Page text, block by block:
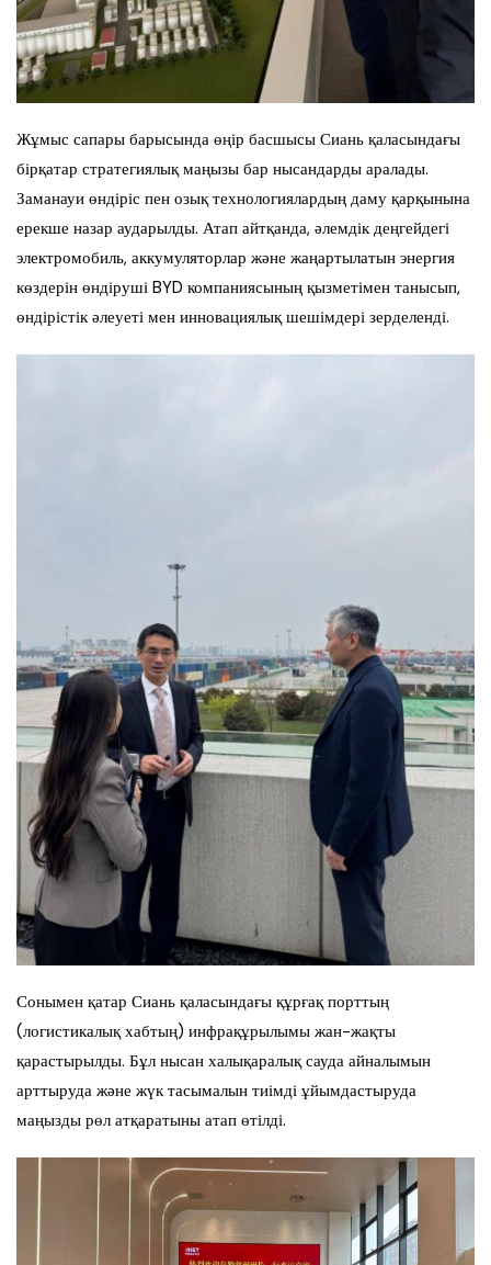
Жұмыс сапары барысында өңір басшысы Сиань қаласындағы
бірқатар стратегиялық маңызы бар нысандарды аралады.
Заманауи өндіріс пен озық технологиялардың даму қарқынына
ерекше назар аударылды. Атап айтқанда, әлемдік деңгейдегі
электромобиль, аккумуляторлар және жаңартылатын энергия
көздерін өндіруші BYD компаниясының қызметімен танысып,
өндірістік әлеуеті мен инновациялық шешімдері зерделенді.
Сонымен қатар Сиань қаласындағы құрғақ порттың
(логистикалық хабтың) инфрақұрылымы жан-жақты
қарастырылды. Бұл нысан халықаралық сауда айналымын
арттыруда және жүк тасымалын тиімді ұйымдастыруда
маңызды рөл атқаратыны атап өтілді.